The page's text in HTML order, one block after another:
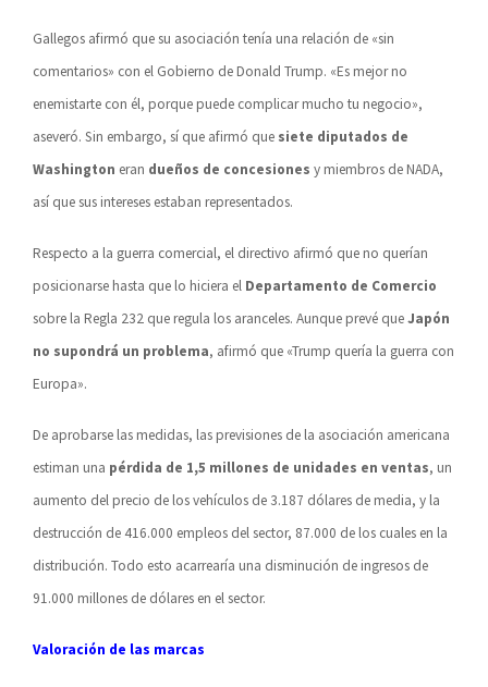
Gallegos afirmó que su asociación tenía una relación de «sin
comentarios» con el Gobierno de Donald Trump. «Es mejor no
enemistarte con él, porque puede complicar mucho tu negocio»,
aseveró. Sin embargo, sí que afirmó que siete diputados de
Washington eran dueños de concesiones y miembros de NADA,
así que sus intereses estaban representados.
Respecto a la guerra comercial, el directivo afirmó que no querían
posicionarse hasta que lo hiciera el Departamento de Comercio
sobre la Regla 232 que regula los aranceles. Aunque prevé queJapón
no supondrá un problema, afirmó que «Trump quería la guerra con
Europa».
De aprobarse las medidas, las previsiones de la asociación americana
estiman una pérdida de 1,5 millones de unidades en ventas, un
aumento del precio de los vehículos de 3.187 dólares de media, y la
destrucción de 416.000 empleos del sector, 87.000 de los cuales en la
distribución. Todo esto acarrearía una disminución de ingresos de
91.000 millones de dólares en el sector.
Valoración de las marcas